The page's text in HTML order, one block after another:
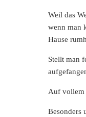
Weil das
wenn man
Hause
Stellt man
Auf vollem
Besonders